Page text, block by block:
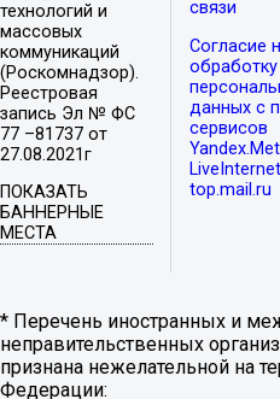
технологий и
массовых
коммуникаций
(Роскомнадзор).
Реестровая
запись Эл № ФС
77 –81737 от
27.08.2021г
ПОКАЗАТЬ
БАННЕРНЫЕ
МЕСТА
связи
Согласие
обработку
данных с
сервисов
top.mail.ru
* Перечень иностранных и
неправительственных
признана нежелательной на
Федерации: